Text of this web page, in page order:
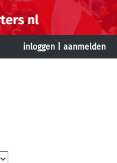
inloggen aanmelden